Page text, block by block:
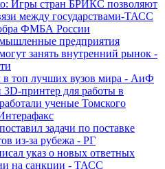
Игры стран БРИКС позволяют
между государствами-ТАСС
ФМБА России
предприятия
занять внутренний рынок -
топ лучших вузов мира - АиФ
3D-принтер для работы в
ученые Томского
задачи по поставке
из-за рубежа - РГ
указ о новых ответных
на санкции - ТАСС